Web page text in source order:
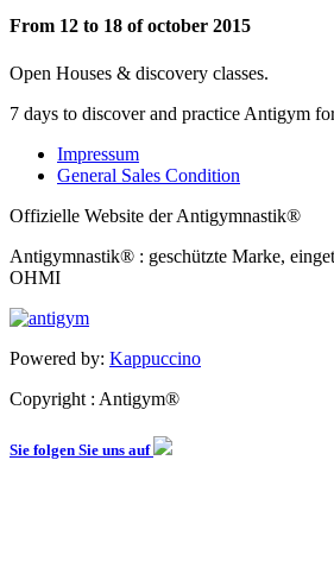
From 12 to 18 of october 2015
Open Houses & discovery classes.
7 days to discover and practice Antigym
Impressum
General Sales Condition
Offizielle Website der Antigymnastik®
Antigymnastik® : geschützte Marke,
OHMI
Powered by: Kappuccino
Copyright : Antigym®
Sie folgen Sie uns auf